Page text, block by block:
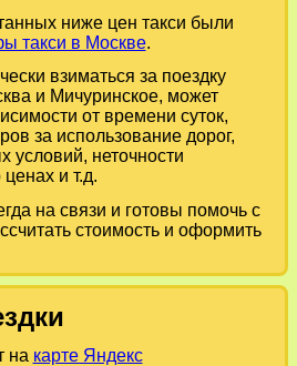
ниже цен такси были
такси в Москве.
взиматься за поездку
и Мичуринское, может
от времени суток,
за использование дорог,
условий, неточности
и т.д.
на связи и готовы помочь с
стоимость и оформить
на карте Яндекс